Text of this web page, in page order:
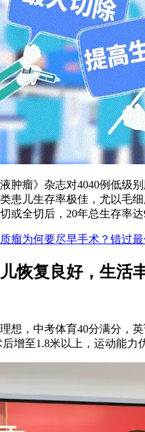
瘤》杂志对4040例低级别
患儿生存率极佳，尤以毛
或全切后，20年总生存率达
瘤为何要尽早手术？错过最
恢复良好，生活
，中考体育40分满分，英
增至1.8米以上，运动能力